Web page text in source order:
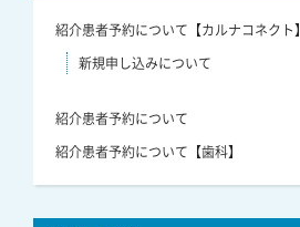
紹介患者予約について【カルナコネクト】
新規申し込みについて
紹介患者予約について
紹介患者予約について【歯科】